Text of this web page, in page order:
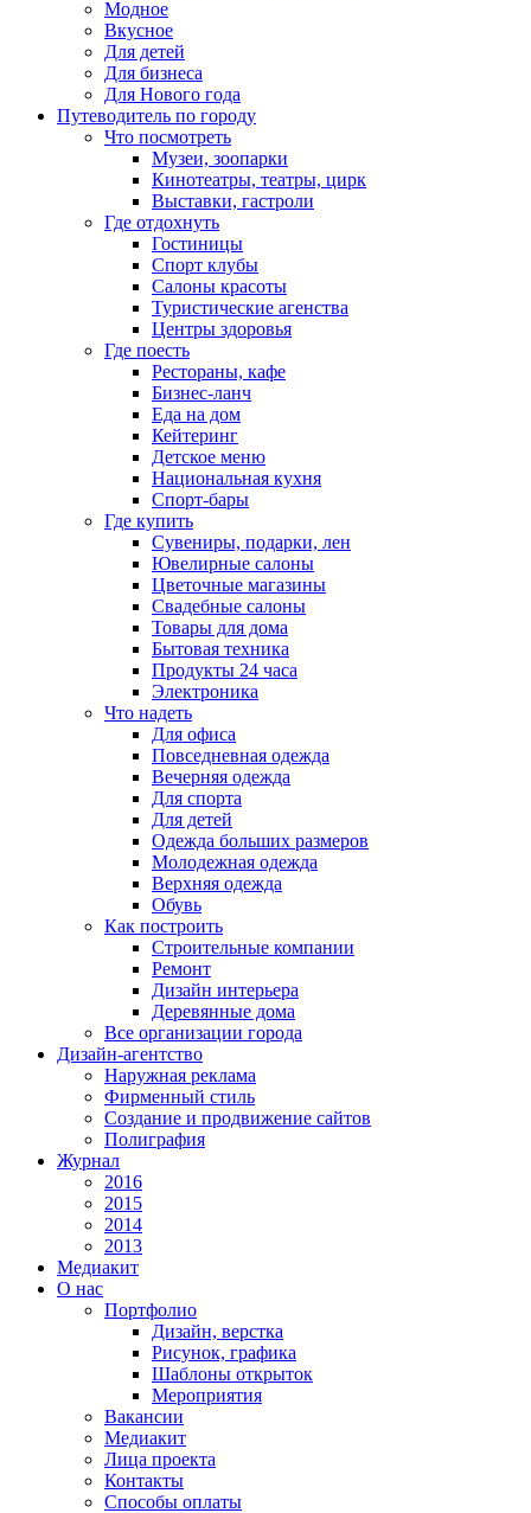
Модное
Вкусное
Для детей
Для бизнеса
Для Нового года
Путеводитель по городу
Что посмотреть
Музеи, зоопарки
Кинотеатры, театры, цирк
Выставки, гастроли
Где отдохнуть
Гостиницы
Спорт клубы
Салоны красоты
Туристические агенства
Центры здоровья
Где поесть
Рестораны, кафе
Бизнес-ланч
Еда на дом
Кейтеринг
Детское меню
Национальная кухня
Спорт-бары
Где купить
Сувениры, подарки, лен
Ювелирные салоны
Цветочные магазины
Свадебные салоны
Товары для дома
Бытовая техника
Продукты 24 часа
Электроника
Что надеть
Для офиса
Повседневная одежда
Вечерняя одежда
Для спорта
Для детей
Одежда больших размеров
Молодежная одежда
Верхняя одежда
Обувь
Как построить
Строительные компании
Ремонт
Дизайн интерьера
Деревянные дома
Все организации города
Дизайн-агентство
Наружная реклама
Фирменный стиль
Создание и продвижение сайтов
Полиграфия
Журнал
2016
2015
2014
2013
Медиакит
О нас
Портфолио
Дизайн, верстка
Рисунок, графика
Шаблоны открыток
Мероприятия
Вакансии
Медиакит
Лица проекта
Контакты
Способы оплаты